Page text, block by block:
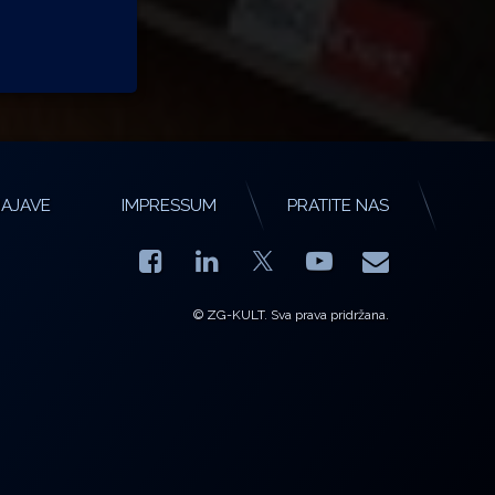
IMPRESSUM PRATITE NAS
Facebook
LinkedIn YouTube
E-mail
© ZG-KULT. Sva prava pridržana.